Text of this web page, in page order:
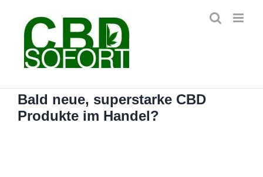
springen
Bald neue, superstarke CBD
Produkte im Handel?